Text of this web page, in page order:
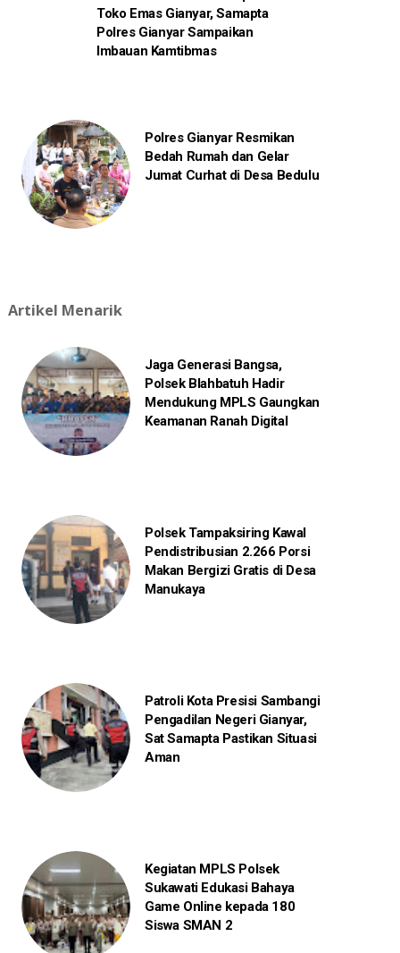
Toko Emas Gianyar, Samapta
Polres Gianyar Sampaikan
Imbauan Kamtibmas
Polres Gianyar Resmikan
Bedah Rumah dan Gelar
Jumat Curhat di Desa Bedulu
Artikel Menarik
Jaga Generasi Bangsa,
Polsek Blahbatuh Hadir
Mendukung MPLS Gaungkan
Keamanan Ranah Digital
Polsek Tampaksiring Kawal
Pendistribusian 2.266 Porsi
Makan Bergizi Gratis di Desa
Manukaya
Patroli Kota Presisi Sambangi
Pengadilan Negeri Gianyar,
Sat Samapta Pastikan Situasi
Aman
Kegiatan MPLS Polsek
Sukawati Edukasi Bahaya
Game Online kepada 180
Siswa SMAN 2